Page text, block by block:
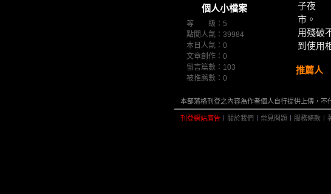
個人小檔案
等 級：5
點閱人氣：39984
本日人氣：0
文章創作：0
留言篇數：103
被推薦數： 0
子
市
用殘
到
推薦人
本部落格刊登之內容為作者個人自行提供上傳，不
刊登網站廣告 關於我們 常見問題 服務條款